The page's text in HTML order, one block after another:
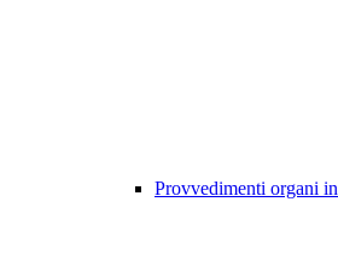
Provvedimenti organi